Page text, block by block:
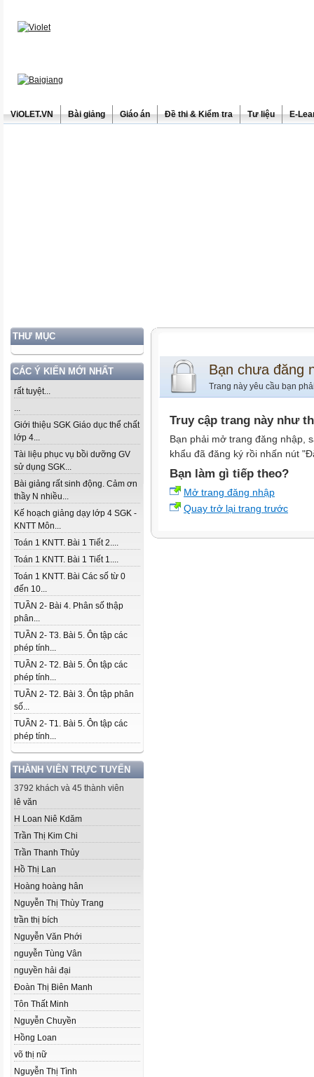
ViOLET.VN Bài giảng Giáo án Đề thi & Kiểm tra Tư liệu E-
THƯ MỤC
CÁC Ý KIẾN MỚI NHẤT
rất tuyệt...
...
Giới thiệu SGK Giáo dục thể chất
lớp 4...
Tài liệu phục vụ bồi dưỡng GV
sử dụng SGK...
Bài giảng rất sinh động. Cảm ơn
thầy N nhiều...
Kế hoạch giảng dạy lớp 4 SGK -
KNTT Môn...
Toán 1 KNTT. Bài 1 Tiết 2....
Toán 1 KNTT. Bài 1 Tiết 1....
Toán 1 KNTT. Bài Các số từ 0
đến 10...
TUẦN 2- Bài 4. Phân số thập
phân...
TUẦN 2- T3. Bài 5. Ôn tập các
phép tính...
TUẦN 2- T2. Bài 5. Ôn tập các
phép tính...
TUẦN 2- T2. Bài 3. Ôn tập phân
số...
TUẦN 2- T1. Bài 5. Ôn tập các
phép tính...
THÀNH VIÊN TRỰC TUYẾN
3792 khách và 45 thành viên
lê văn
H Loan Niê Kdăm
Trần Thị Kim Chi
Trần Thanh Thủy
Hồ Thị Lan
Hoàng hoàng hân
Nguyễn Thị Thùy Trang
trần thị bích
Nguyễn Văn Phới
nguyễn Tùng Vân
nguyền hải đại
Đoàn Thị Biên Manh
Tôn Thất Minh
Nguyễn Chuyền
Hồng Loan
võ thị nữ
Nguyễn Thị Tình
Bạn chưa đăng
Trang này yêu cầu bạn
Truy cập trang này như
Bạn phải mở trang đăng nhập,
khẩu đã đăng ký rồi nhấn nút
Bạn làm gì tiếp theo?
Mở trang đăng nhập
Quay trở lại trang trước